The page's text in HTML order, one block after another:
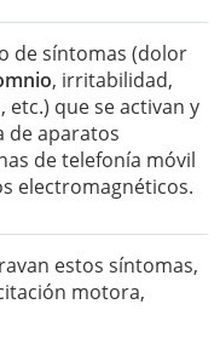
de síntomas (dolor
, irritabilidad,
que se activan y
de aparatos
de telefonía móvil
electromagnéticos.
estos síntomas,
motora,